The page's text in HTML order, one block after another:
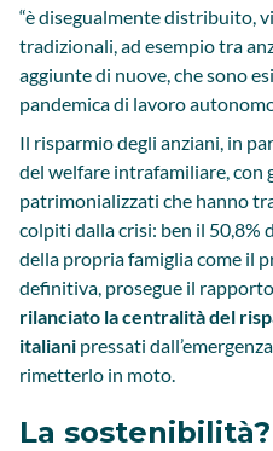
“è disegualmente distribuito,
tradizionali, ad esempio tra
aggiunte di nuove, che sono
pandemica di lavoro
Il risparmio degli anziani, in
del welfare intrafamiliare, con
patrimonializzati che hanno
colpiti dalla crisi: ben il 50,8%
della propria famiglia come il
definitiva, prosegue il
rilanciato la centralità del
italiani pressati
rimetterlo in moto.
La